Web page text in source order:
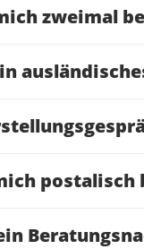
zweimal
postalisch